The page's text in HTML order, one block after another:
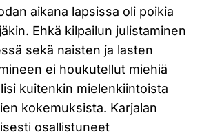
aikana lapsissa oli poikia
Ehkä kilpailun julistaminen
sekä naisten ja lasten
ei houkutellut miehiä
kuitenkin mielenkiintoista
kokemuksista. Karjalan
osallistuneet